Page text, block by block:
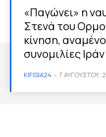
«Παγώνει» η
Στενά του
κίνηση,
συνομιλίες
KIFISIA24 - 7 ΑΥΓΟΎΣΤΟΥ,